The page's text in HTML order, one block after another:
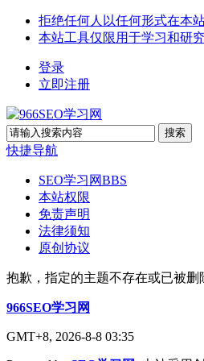
拒绝任何人以任何形式在本
本站工具仅限用于学习和研
登录
立即注册
搜索
快捷导航
SEO学习网BBS
本站权限
免责声明
法律须知
原创协议
抱歉，指定的主题不存在或已被删
966SEO学习网
GMT+8, 2026-8-8 03:35